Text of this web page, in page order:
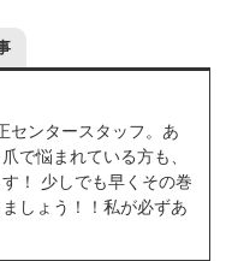
センタースタッフ。あ
で悩まれている方も、
！ 少しでも早くその巻
しょう！！私が必ずあ